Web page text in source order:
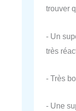
trouver
- Un
très
- Très
- Une